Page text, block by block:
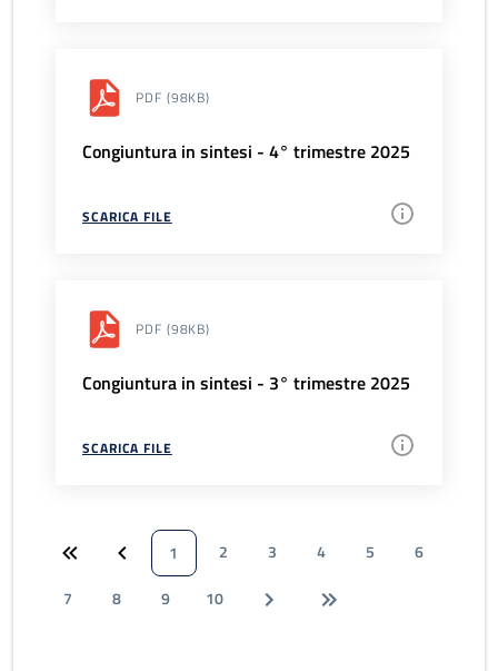
PDF (98KB)
Congiuntura in sintesi - 4° trimestre 2025
SCARICA FILE
PDF (98KB)
Congiuntura in sintesi - 3° trimestre 2025
SCARICA FILE
1 2 3 4 5
6
7
8 9 10